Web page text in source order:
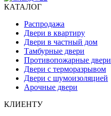
КАТАЛОГ
Распродажа
Двери в квартиру
Двери в частный дом
Тамбурные двери
Противопожарные двери
Двери с терморазрывом
Двери с шумоизоляцией
Арочные двери
КЛИЕНТУ